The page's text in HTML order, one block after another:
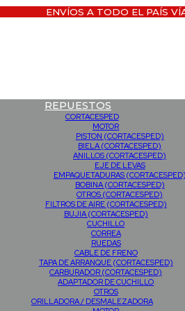
ENVÍOS A TODO EL PAÍS
REPUESTOS
CORTACESPED
MOTOR
PISTON (CORTACESPED)
BIELA (CORTACESPED)
ANILLOS (CORTACESPED)
EJE DE LEVAS
EMPAQUETADURAS (CORTACESPED)
BOBINA (CORTACESPED)
OTROS (CORTACESPED)
FILTROS DE AIRE (CORTACESPED)
BUJIA (CORTACESPED)
CUCHILLO
CORREA
RUEDAS
CABLE DE FRENO
TAPA DE ARRANQUE (CORTACESPED)
CARBURADOR (CORTACESPED)
ADAPTADOR DE CUCHILLO
OTROS
ORILLADORA / DESMALEZADORA